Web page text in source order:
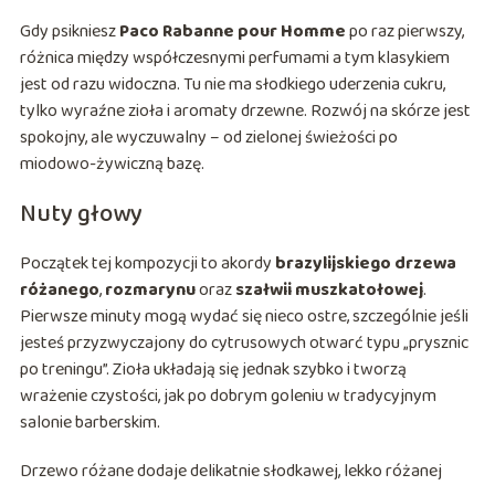
Gdy psiknieszPaco Rabanne pour Hommepo raz pierwszy,
różnica między współczesnymi perfumami a tym klasykiem
jest od razu widoczna. Tu nie ma słodkiego uderzenia cukru,
tylko wyraźne zioła i aromaty drzewne. Rozwój na skórze jest
spokojny, ale wyczuwalny – od zielonej świeżości po
miodowo-żywiczną bazę.
Nuty głowy
Początek tej kompozycji to akordy brazylijskiego drzewa
różanego,rozmarynuorazszałwii muszkatołowej.
Pierwsze minuty mogą wydać się nieco ostre, szczególnie jeśli
jesteś przyzwyczajony do cytrusowych otwarć typu „prysznic
po treningu”. Zioła układają się jednak szybko i tworzą
wrażenie czystości, jak po dobrym goleniu w tradycyjnym
salonie barberskim.
Drzewo różane dodaje delikatnie słodkawej, lekko różanej